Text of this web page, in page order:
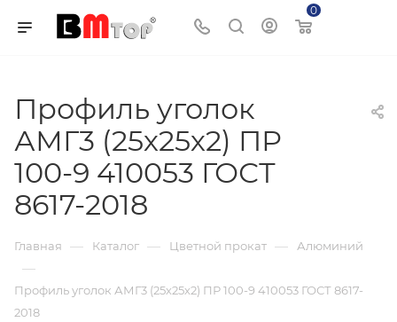
0
Профиль уголок
АМГ3 (25х25х2) ПР
100-9 410053 ГОСТ
8617-2018
Главная — Каталог — Цветной прокат — Алюминий
—
Профиль уголок АМГ3 (25х25х2) ПР 100-9 410053 ГОСТ 8617-
2018